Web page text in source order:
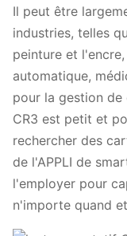
Il peut être
industries, telles
peinture et
automatique,
pour la gestion de
CR3 est petit et
rechercher des
de l'APPLI de
l'employer pour
n'importe quand